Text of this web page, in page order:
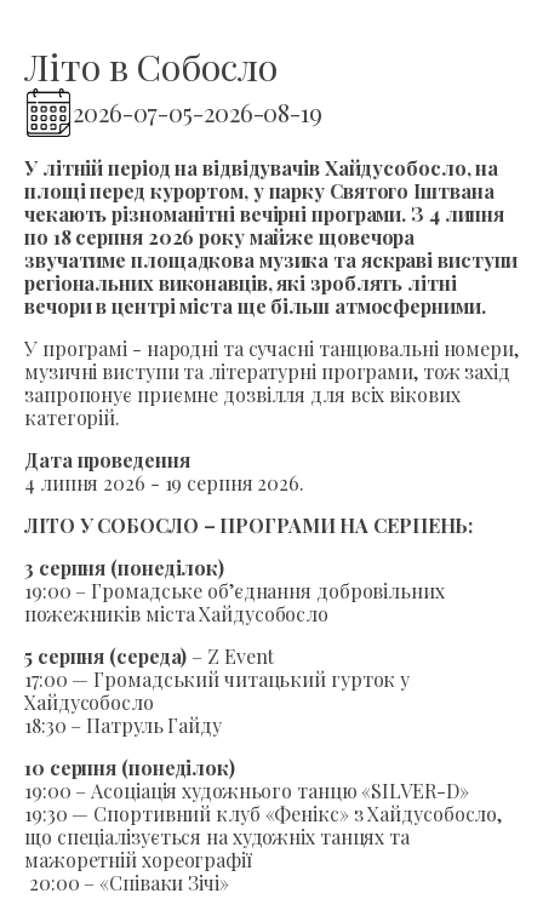
Літо в Собосло
2026-07-05-2026-08-19
У літній період на відвідувачів Хайдусобосло, на
площі перед курортом, у парку Святого Іштвана
чекають різноманітні вечірні програми. З 4 липня
по 18 серпня 2026 року майже щовечора
звучатиме площадкова музика та яскраві виступи
регіональних виконавців, які зроблять літні
вечори в центрі міста ще більш атмосферними.
У програмі - народні та сучасні танцювальні номери,
музичні виступи та літературні програми, тож захід
запропонує приємне дозвілля для всіх вікових
категорій.
Дата проведення
4 липня 2026 - 19 серпня 2026.
ЛІТО У СОБОСЛО – ПРОГРАМИ НА СЕРПЕНЬ:
3 серпня (понеділок)
19:00 – Громадське об’єднання добровільних
пожежників міста Хайдусобосло
5 серпня (середа) – Z Event
17:00 — Громадський читацький гурток у
Хайдусобосло
18:30 – Патруль Гайду
10 серпня (понеділок)
19:00 – Асоціація художнього танцю «SILVER-D»
19:30 — Спортивний клуб «Фенікс» з Хайдусобосло,
що спеціалізується на художніх танцях та
мажоретній хореографії
20:00 – «Співаки Зічі»